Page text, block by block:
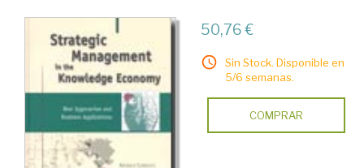
50,76 €
Sin Stock. Disponible en
5/6 semanas.
COMPRAR